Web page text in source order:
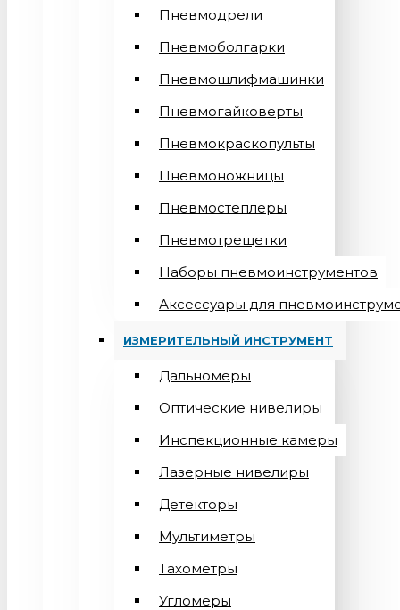
Пневмодрели
Пневмоболгарки
Пневмошлифмашинки
Пневмогайковерты
Пневмокраскопульты
Пневмоножницы
Пневмостеплеры
Пневмотрещетки
Наборы пневмоинструментов
Аксессуары для
ИЗМЕРИТЕЛЬНЫЙ ИНСТРУМЕНТ
Дальномеры
Оптические нивелиры
Инспекционные камеры
Лазерные нивелиры
Детекторы
Мультиметры
Тахометры
Угломеры